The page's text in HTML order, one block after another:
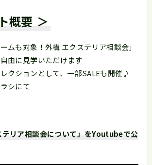
概要 ＞
ムも対象！外構 エクステリア相談会」
由に見学いただけます
クションとして、一部SALEも開催♪
シにて
リア相談会について」をYoutubeで公